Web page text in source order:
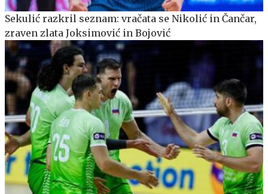
Sekulić razkril seznam: vračata se Nikolić in Čančar,
zraven zlata Joksimović in Bojović